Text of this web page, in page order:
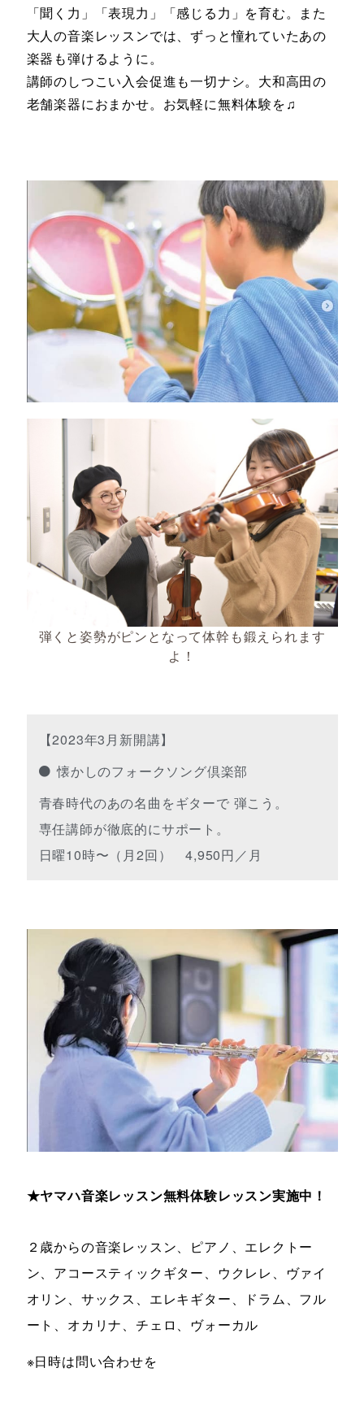
「聞く力」「表現力」「感じる力」を育む。また
大人の音楽レッスンでは、ずっと憧れていたあの
楽器も弾けるように。
講師のしつこい入会促進も一切ナシ。大和高田の
老舗楽器におまかせ。お気軽に無料体験を♫
弾くと姿勢がピンとなって体幹も鍛えられます
よ！
【2023年3月新開講】
懐かしのフォークソング倶楽部
青春時代のあの名曲をギターで 弾こう。
専任講師が徹底的にサポート。
日曜10時〜（月2回） 4,950円／月
★ヤマハ音楽レッスン無料体験レッスン実施中！
２歳からの音楽レッスン、ピアノ、エレクトー
ン、アコースティックギター、ウクレレ、ヴァイ
オリン、サックス、エレキギター、ドラム、フル
ート、オカリナ、チェロ、ヴォーカル
※日時は問い合わせを